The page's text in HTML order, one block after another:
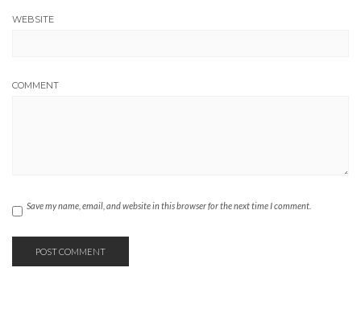
WEBSITE
COMMENT
Save my name, email, and website in this browser for the next time I comment.